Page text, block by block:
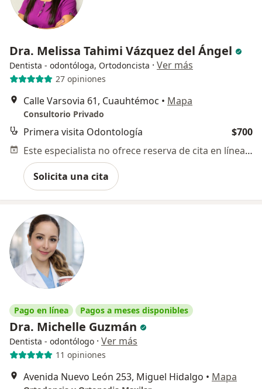
Dra. Melissa Tahimi Vázquez del Ángel
Dentista - odontóloga, Ortodoncista · Ver más
27 opiniones
Calle Varsovia 61, Cuauhtémoc • Mapa
Consultorio Privado
Primera visita Odontología
$700
Este especialista no ofrece reserva de cita en línea en esta dirección.
Solicita una cita
Pago en línea Pagos a meses disponibles
Dra. Michelle Guzmán
Dentista - odontólogo · Ver más
11 opiniones
Avenida Nuevo León 253, Miguel Hidalgo • Mapa